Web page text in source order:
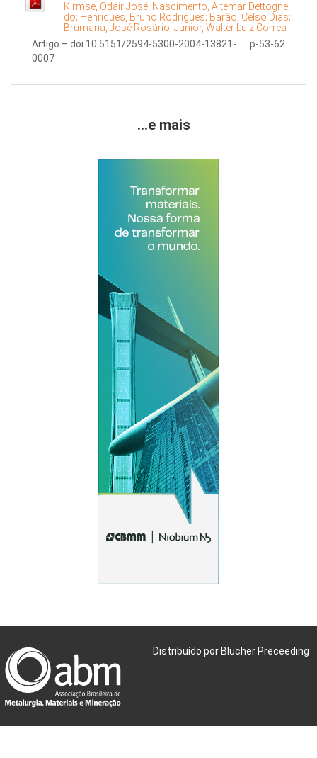
Kirmse, Odair José; Nascimento, Altemar Dettogne
do; Henriques, Bruno Rodrigues; Barão, Celso Dias;
Brumana, José Rosário; Junior, Walter Luiz Correa
Artigo – doi 10.5151/2594-5300-2004-13821-
0007
p-53-62
...e mais
Distribuído por Blucher Preceeding